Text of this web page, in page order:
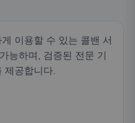
이용할 수 있는 콜밴 서
능하며, 검증된 전문 기
제공합니다.